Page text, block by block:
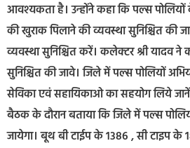
आवश्यकता है। उन्होंने कहा कि पल्स पोलियों
की खुराक पिलाने की व्यवस्था सुनिश्चित की
व्यवस्था सुनिश्चित करें। कलेक्टर श्री यादव
सुनिश्चित की जावे। जिले में पल्स पोलियों
सेविका एवं सहायिकाओ का सहयोग लिये
बैठक के दौरान बताया कि जिले में पल्स
जायेगा। बूथ बी टाईप के 1386 , सी टाइप के